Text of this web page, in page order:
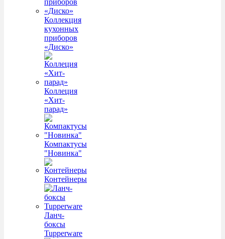
Коллекция
кухонных
приборов
«Диско»
Коллеция
«Хит-
парад»
Компактусы
"Новинка"
Контейнеры
Ланч-
боксы
Tupperware